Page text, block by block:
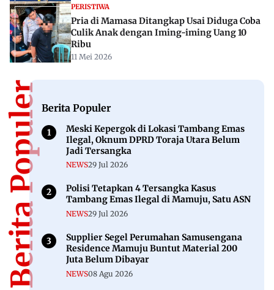
PERISTIWA
Pria di Mamasa Ditangkap Usai Diduga Coba
Culik Anak dengan Iming-iming Uang 10
Ribu
11 Mei 2026
Berita PopulerBerita Populer
Meski Kepergok di Lokasi Tambang Emas
Ilegal, Oknum DPRD Toraja Utara Belum
Jadi Tersangka
NEWS29 Jul 2026
Polisi Tetapkan 4 Tersangka Kasus
Tambang Emas Ilegal di Mamuju, Satu ASN
NEWS29 Jul 2026
Supplier Segel Perumahan Samusengana
Residence Mamuju Buntut Material 200
Juta Belum Dibayar
NEWS08 Agu 2026